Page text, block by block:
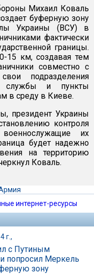
Михаил Коваль
буферную зону
Украины (ВСУ) в
фактически
границы.
15 км, создавая тем
совместно с
подразделения
службы и пункты
в среду в Киеве.
президент Украины
контроля
их
будет надежно
на территорию
Коваль.
интернет-ресурсы
г.,
с Путиным
попросил Меркель
зону